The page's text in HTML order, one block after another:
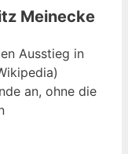
Meinecke
Ausstieg in
an, ohne die